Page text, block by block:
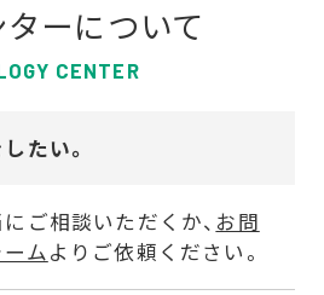
ーについて
CENTER
たい。
ご相談いただくか、 お問
ムよりご依頼ください。